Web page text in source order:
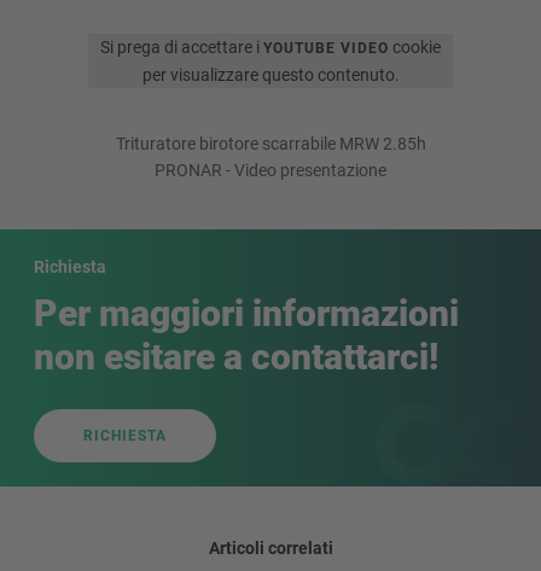
Si prega di accettare iYOUTUBE VIDEO cookie
per visualizzare questo contenuto.
Trituratore birotore scarrabile MRW 2.85h
PRONAR - Video presentazione
Richiesta
Per maggiori informazioni
non esitare a contattarci!
RICHIESTA
Articoli correlati